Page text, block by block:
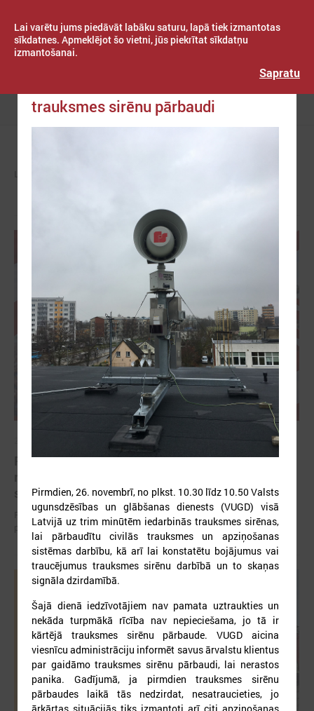
Lai varētu jums piedāvāt labāku saturu, lapā tiek izmantotas
sīkdatnes. Apmeklējot šo vietni, jūs piekrītat sīkdatņu
izmantošanai.
Sapratu
Izvēlne
Publicēta konferences “Tautas sapulcei – 36”
stiprināšanu Latvijā
Publicēta konferences “Tautas sapulcei – 36” rezolūcija par vietējās
pārstāvniecības stiprināšanu Latvijā
trauksmes sirēnu pārbaudi
Pirmdien, 26. novembrī, no plkst. 10.30 līdz 10.50 Valsts
ugunsdzēsības un glābšanas dienests (VUGD) visā
Latvijā uz trim minūtēm iedarbinās trauksmes sirēnas,
lai pārbaudītu civilās trauksmes un apziņošanas
sistēmas darbību, kā arī lai konstatētu bojājumus vai
traucējumus trauksmes sirēnu darbībā un to skaņas
signāla dzirdamībā.
Šajā dienā iedzīvotājiem nav pamata uztraukties un
nekāda turpmākā rīcība nav nepieciešama, jo tā ir
kārtējā trauksmes sirēnu pārbaude. VUGD aicina
viesnīcu administrāciju informēt savus ārvalstu klientus
par gaidāmo trauksmes sirēnu pārbaudi, lai nerastos
panika. Gadījumā, ja pirmdien trauksmes sirēnu
pārbaudes laikā tās nedzirdat, nesatraucieties, jo
ārkārtas situācijās tiks izmantoti arī citi apziņošanas